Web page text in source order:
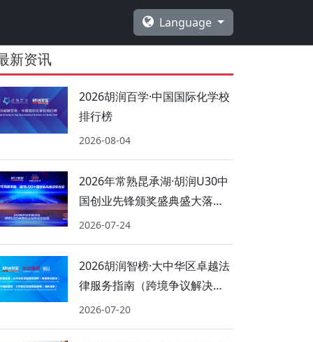
Language
新资讯
2026胡润百学·中国国际化学校
排行榜
2026-08-04
2026年常熟昆承湖·胡润U30中
国创业先锋颁奖盛典盛大落
幕！
2026-07-24
2026胡润智榜·大中华区卓越法
律服务指南（跨境争议解决、
海商海事）
2026-07-20